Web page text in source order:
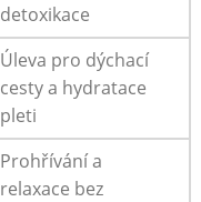
detoxikace
Úleva pro dýchací
cesty a hydratace
pleti
Prohřívání a
relaxace bez